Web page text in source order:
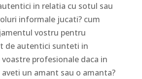
in relatia cu sotul sau
informale jucati? cum
vostru pentru
de autentici sunteti in
profesionale daca in
un amant sau o amanta?